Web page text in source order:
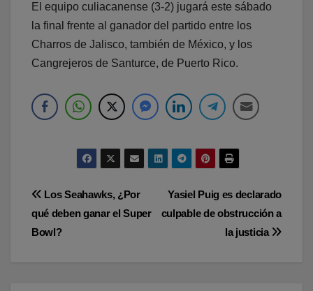
El equipo culiacanense (3-2) jugará este sábado
la final frente al ganador del partido entre los
Charros de Jalisco, también de México, y los
Cangrejeros de Santurce, de Puerto Rico.
Navegación
de
Yasiel Puig es declarado
culpable de obstrucción a
la justicia
Los Seahawks, ¿Por
qué deben ganar el Super
Bowl?